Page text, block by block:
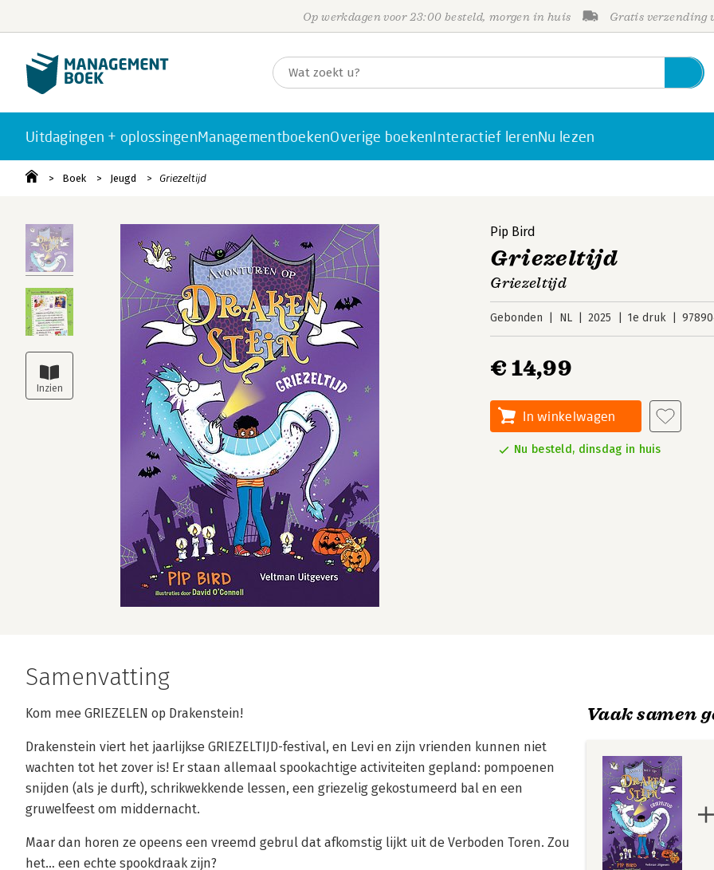
Op werkdagen voor 23:00 besteld, morgen in huis Gratis verzending
Uitdagingen + oplossingenManagementboekenOverige boekenInteractief lerenNu lezen
Boek Jeugd Griezeltijd
Pip Bird
Griezeltijd
Griezeltijd
Gebonden NL 2025 1e druk
€ 14,99
In winkelwagen
Nu besteld, dinsdag in huis
Samenvatting
Kom mee GRIEZELEN op Drakenstein!
Drakenstein viert het jaarlijkse GRIEZELTIJD-festival, en Levi en zijn vrienden kunnen niet
wachten tot het zover is! Er staan allemaal spookachtige activiteiten gepland: pompoenen
snijden (als je durft), schrikwekkende lessen, een griezelig gekostumeerd bal en een
gruwelfeest om middernacht.
Maar dan horen ze opeens een vreemd gebrul dat afkomstig lijkt uit de Verboden Toren. Zou
het… een echte spookdraak zijn?
Vaak samen